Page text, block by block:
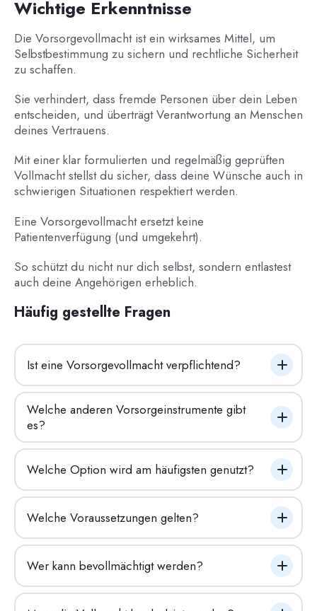
Wichtige Erkenntnisse
Die Vorsorgevollmacht ist ein wirksames Mittel, um
Selbstbestimmung zu sichern und rechtliche Sicherheit
zu schaffen.
Sie verhindert, dass fremde Personen über dein Leben
entscheiden, und überträgt Verantwortung an Menschen
deines Vertrauens.
Mit einer klar formulierten und regelmäßig geprüften
Vollmacht stellst du sicher, dass deine Wünsche auch in
schwierigen Situationen respektiert werden.
Eine Vorsorgevollmacht ersetzt keine
Patientenverfügung (und umgekehrt).
So schützt du nicht nur dich selbst, sondern entlastest
auch deine Angehörigen erheblich.
Häufig gestellte Fragen
Ist eine Vorsorgevollmacht verpflichtend?
Welche anderen Vorsorgeinstrumente gibt
es?
Welche Option wird am häufigsten genutzt?
Welche Voraussetzungen gelten?
Wer kann bevollmächtigt werden?